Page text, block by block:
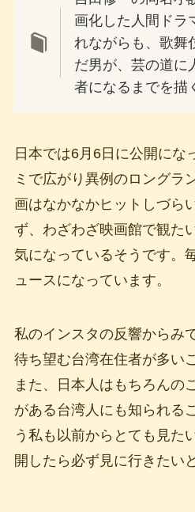
画化した人間ドラ
れながらも、歌舞
だ男が、芸の道に
者になるまでを描
日本では6月6日に公開にな
ミで広がり異例のロングラ
画はなかなかヒットしづら
ず、わざわざ映画館で観た
気になっているそうです。
ュースになっています。
私のインスタの反響からみ
待ち望む台湾在住者が多い
また、日本人はもちろんの
がある台湾人にも知られる
う私も以前からとても見た
開したら必ず見に行きたい